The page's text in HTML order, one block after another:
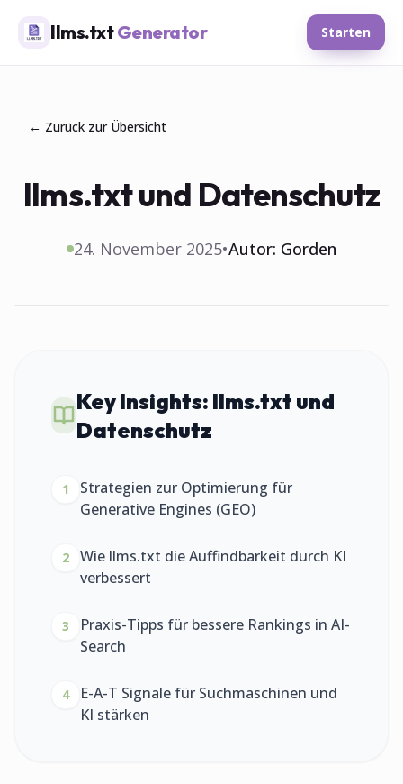
llms.txtGenerator Starten
← Zurück zur Übersicht
llms.txt und Datenschutz
24. November 2025•Autor: Gorden
Key Insights: llms.txt und
Datenschutz
1
Strategien zur Optimierung für
Generative Engines (GEO)
2
Wie llms.txt die Auffindbarkeit durch KI
verbessert
3
Praxis-Tipps für bessere Rankings in AI-
Search
4
E-A-T Signale für Suchmaschinen und
KI stärken